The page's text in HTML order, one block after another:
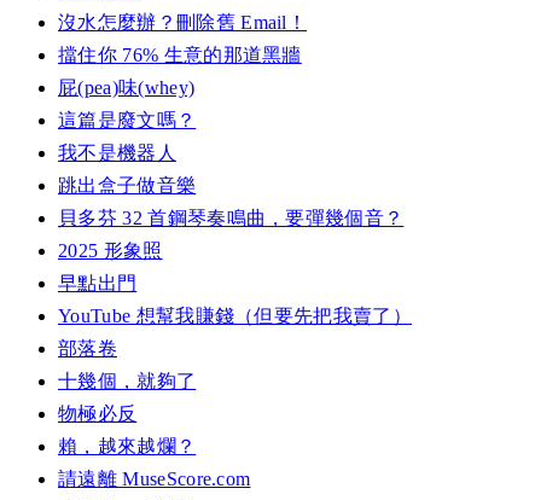
沒水怎麼辦？刪除舊 Email！
擋住你 76% 生意的那道黑牆
屁(pea)味(whey)
這篇是廢文嗎？
我不是機器人
跳出盒子做音樂
貝多芬 32 首鋼琴奏鳴曲，要彈幾個音？
2025 形象照
早點出門
YouTube 想幫我賺錢（但要先把我賣了）
部落卷
十幾個，就夠了
物極必反
賴，越來越爛？
請遠離 MuseScore.com